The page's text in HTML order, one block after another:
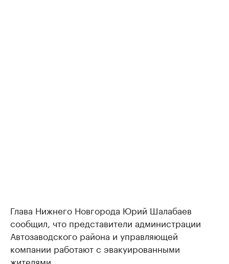
Глава Нижнего Новгорода Юрий Шалабаев
сообщил, что представители администрации
Автозаводского района и управляющей
компании работают с эвакуированными
жителями.